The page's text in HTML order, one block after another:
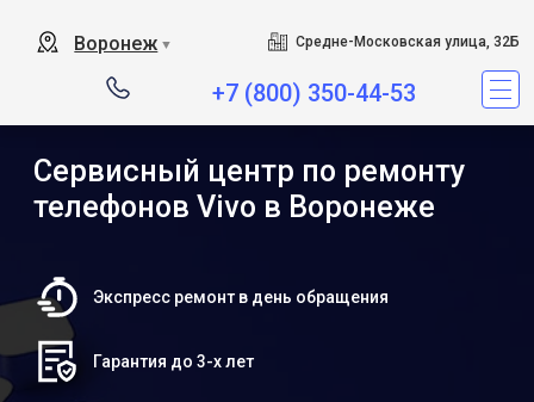
Воронеж ▼ Средне-Московская улица, 32Б
+7 (800) 350-44-53
Сервисный центр по ремонту
телефонов Vivo в Воронеже
Экспресс ремонт в день обращения
Гарантия до 3-х лет